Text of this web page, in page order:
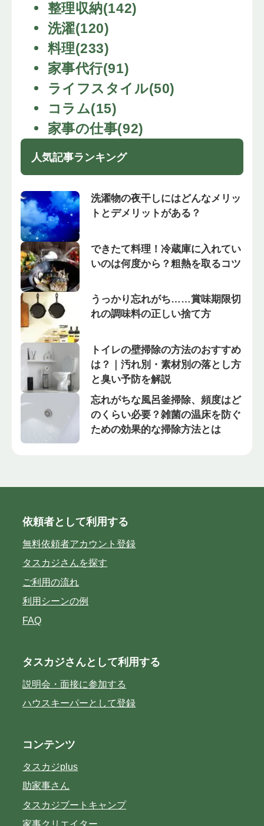
整理収納(142)
洗濯(120)
料理(233)
家事代行(91)
ライフスタイル(50)
コラム(15)
家事の仕事(92)
人気記事ランキング
洗濯物の夜干しにはどんなメリッ
トとデメリットがある？
できたて料理！冷蔵庫に入れてい
いのは何度から？粗熱を取るコツ
うっかり忘れがち……賞味期限切
れの調味料の正しい捨て方
トイレの壁掃除の方法のおすすめ
は？｜汚れ別・素材別の落とし方
と臭い予防を解説
忘れがちな風呂釜掃除、頻度はど
のくらい必要？雑菌の温床を防ぐ
ための効果的な掃除方法とは
依頼者として利用する
無料依頼者アカウント登録
タスカジさんを探す
ご利用の流れ
利用シーンの例
FAQ
タスカジさんとして利用する
説明会・面接に参加する
ハウスキーパーとして登録
コンテンツ
タスカジplus
助家事さん
タスカジブートキャンプ